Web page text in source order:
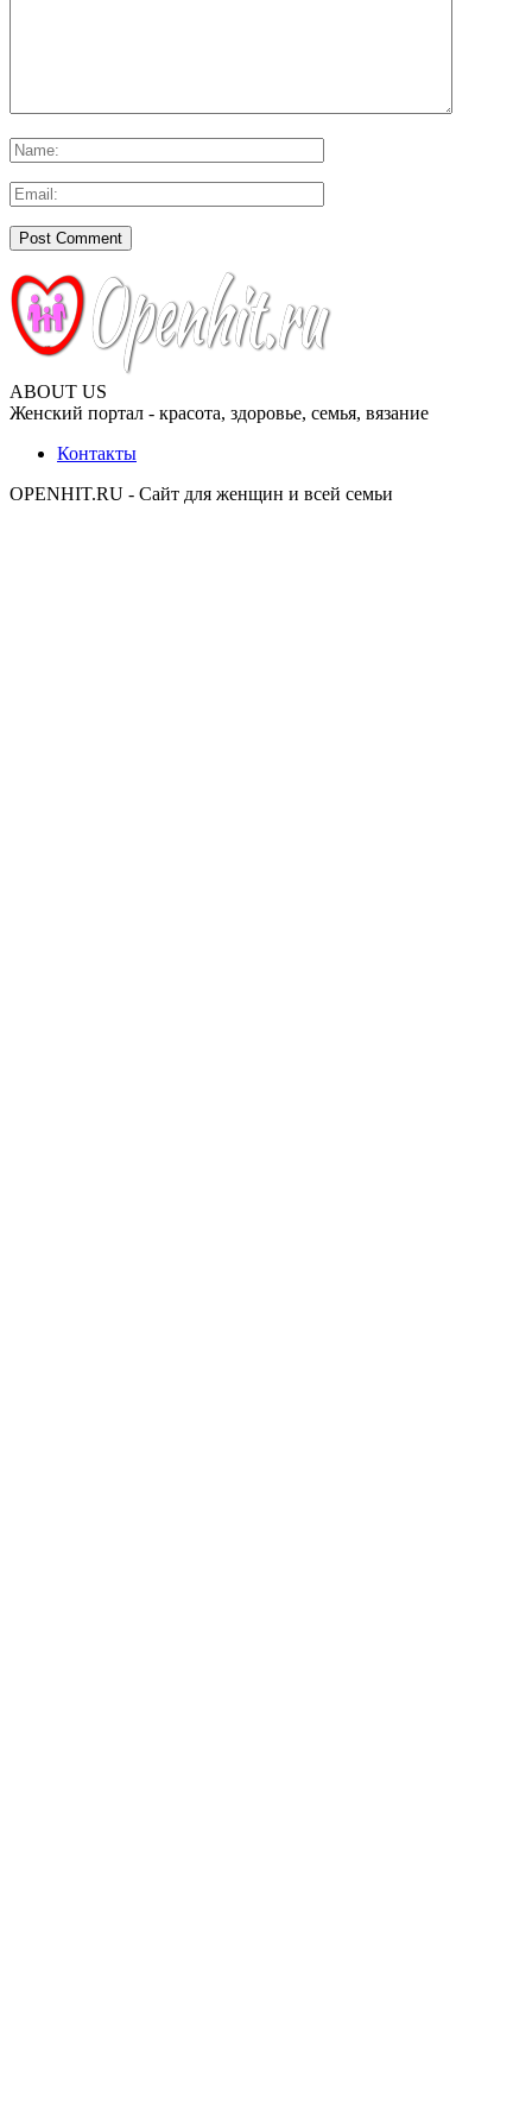
ABOUT US
Женский портал - красота, здоровье, семья, вязание
Контакты
OPENHIT.RU - Сайт для женщин и всей семьи